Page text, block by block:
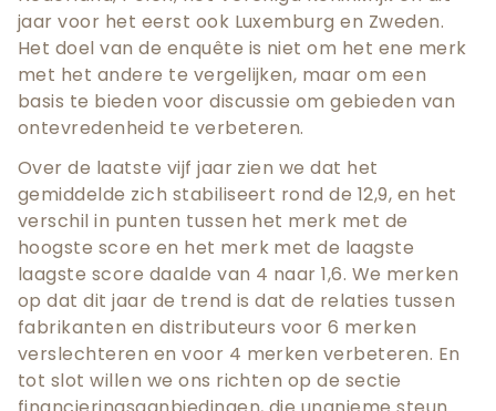
jaar voor het eerst ook Luxemburg en Zweden.
Het doel van de enquête is niet om het ene merk
met het andere te vergelijken, maar om een
basis te bieden voor discussie om gebieden van
ontevredenheid te verbeteren.
Over de laatste vijf jaar zien we dat het
gemiddelde zich stabiliseert rond de 12,9, en het
verschil in punten tussen het merk met de
hoogste score en het merk met de laagste
laagste score daalde van 4 naar 1,6. We merken
op dat dit jaar de trend is dat de relaties tussen
fabrikanten en distributeurs voor 6 merken
verslechteren en voor 4 merken verbeteren. En
tot slot willen we ons richten op de sectie